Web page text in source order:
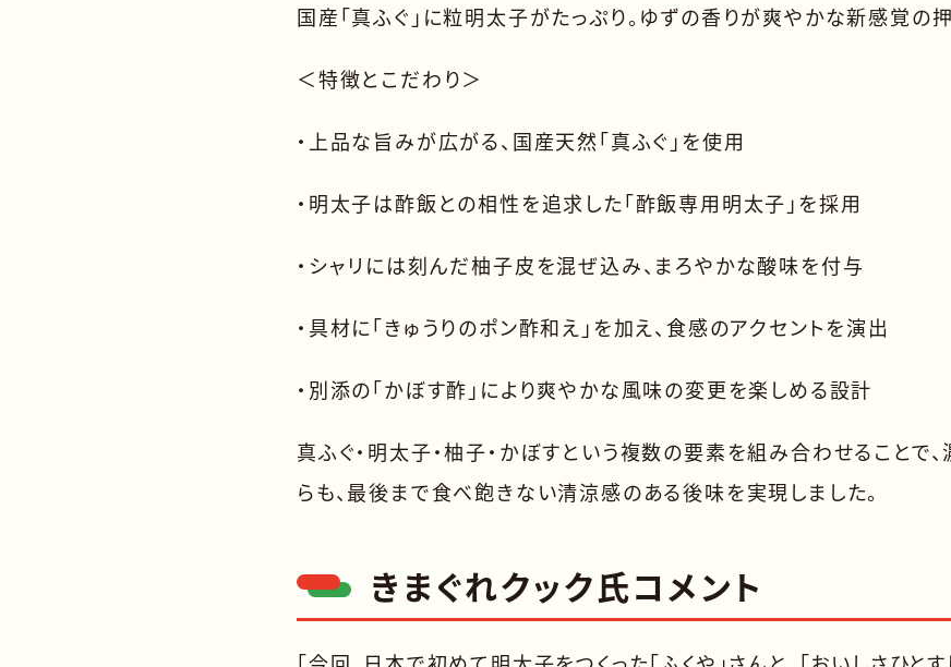
国産「真ふぐ」に粒明太子がたっぷり。ゆずの香りが爽やかな新感覚の押
＜特徴とこだわり＞
・上品な旨みが広がる、国産天然「真ふぐ」を使用
・明太子は酢飯との相性を追求した「酢飯専用明太子」を採用
・シャリには刻んだ柚子皮を混ぜ込み、まろやかな酸味を付与
・具材に「きゅうりのポン酢和え」を加え、食感のアクセントを演出
・別添の「かぼす酢」により爽やかな風味の変更を楽しめる設計
真ふぐ・明太子・柚子・かぼすという複数の要素を組み合わせることで
らも、最後まで食べ飽きない清涼感のある後味を実現しました。
きまぐれクック氏コメント